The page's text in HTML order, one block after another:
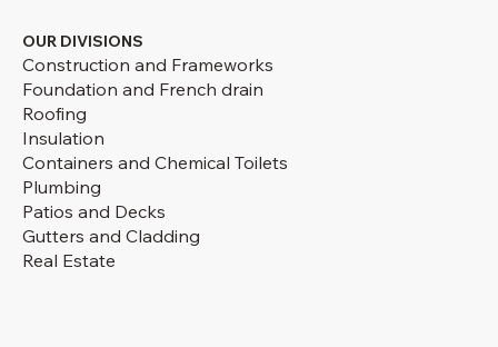
OUR DIVISIONS
Construction and Frameworks
Foundation and French drain
Roofing
Insulation
Containers and Chemical Toilets
Plumbing
Patios and Decks
Gutters and Cladding
Real Estate